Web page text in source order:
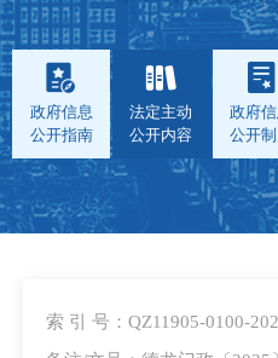
政府信息
公开指南
法定主动
公开内容
政府信
公开
索 引 号：QZ11905-0100-